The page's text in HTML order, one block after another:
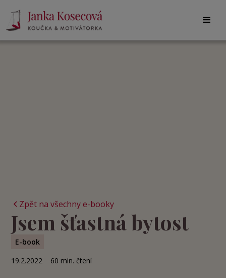
Zpět na všechny e-booky
Jsem šťastná bytost
E-book
19.2.2022
60 min. čtení